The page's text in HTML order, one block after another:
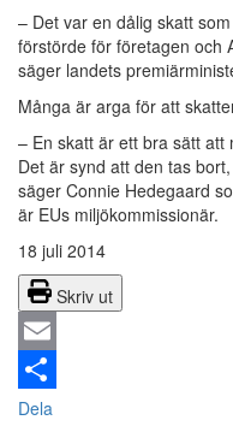
– Det var en dålig skatt
förstörde för företagen och
säger landets
Många är arga för att
– En skatt är ett bra sätt att
Det är synd att den tas bort,
säger Connie Hedegaard
är EUs miljökommissionär.
18 juli 2014
Skriv ut
Email
Dela